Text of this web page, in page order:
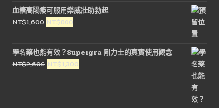
血糖高陽痿可服用樂威壯助勃起
NT$1,600 原
價
格：
NT$1,600。
NT$800
價
格：
NT$800。
學名藥也能有效？Supergra 剛力士的真實使用觀念
NT$2,600 原
NT$1,300